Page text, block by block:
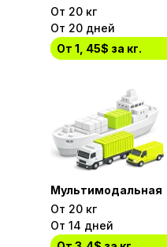
Мультимодальная
От 20 кг
От 14 дней
От 20 кг
От 20 дней
От 1, 45$ за кг.